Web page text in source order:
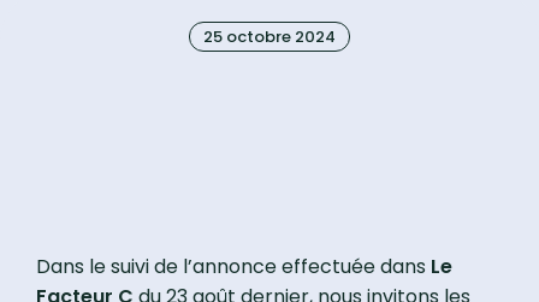
25 octobre 2024
Dans le suivi de l’annonce effectuée dans Le